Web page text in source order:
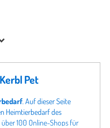
Pet
. Auf dieser Seite
Heimtierbedarf des
100 Online-Shops für